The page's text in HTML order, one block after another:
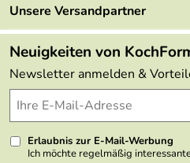
Retourenportal
FAQs
Lieferbedingungen
Delivery Terms
Kundenlogin
Angebote
Made in Germany
Themen
Wir über uns
Presse
Unsere Versandpartner
Neuigkeiten von
Newsletter anmelden &
Erlaubnis zur E-Mail-Werbung
Ich möchte regelmäßig